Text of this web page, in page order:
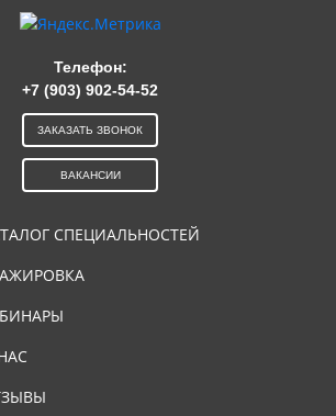
СПЕЦИАЛЬНОСТЕЙ
Телефон:
+7 (903) 902-54-52
ЗАКАЗАТЬ ЗВОНОК
ВАКАНСИИ